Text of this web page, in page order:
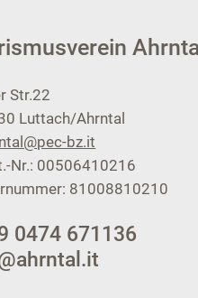
Ahrntal
Str.22
Luttach/Ahrntal
bz.it
Nr.: 00506410216
81008810210
0474 671136